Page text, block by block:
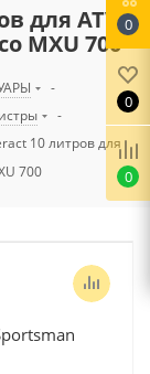
для ATV
MXU 700
-
-
10 литров для
700
0
0
0